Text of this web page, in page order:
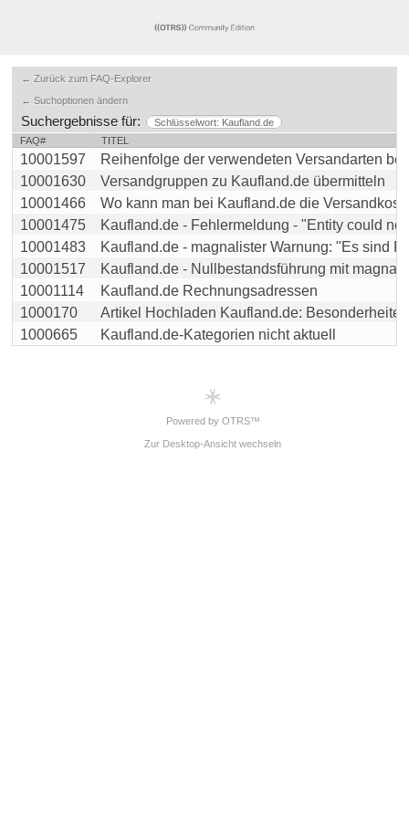
← Zurück zum FAQ-Explorer
← Suchoptionen ändern
Suchergebnisse für:
Schlüsselwort: Kaufland.de
FAQ#
TITEL
10001597
Reihenfolge der verwendeten Versandarten
10001630
Versandgruppen zu Kaufland.de übermitteln
10001466
Wo kann man bei Kaufland.de die
10001475
Kaufland.de - Fehlermeldung - "Entity could not
10001483
Kaufland.de - magnalister Warnung: "Es sind
10001517
Kaufland.de - Nullbestandsführung mit
10001114
Kaufland.de Rechnungsadressen
1000170
Artikel Hochladen Kaufland.de: Besonderheiten
1000665
Kaufland.de-Kategorien nicht aktuell
Powered by OTRS™
Zur Desktop-Ansicht wechseln